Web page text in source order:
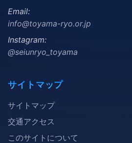
Email:
info@toyama-ryo.or.jp
Instagram:
@seiunryo_toyama
サイトマップ
サイトマップ
交通アクセス
このサイトについて